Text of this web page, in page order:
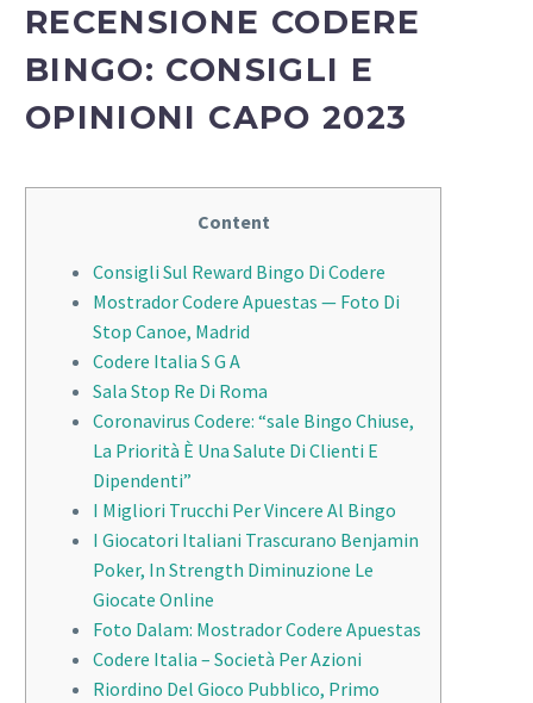
RECENSIONE CODERE
BINGO: CONSIGLI E
OPINIONI CAPO 2023
Content
Consigli Sul Reward Bingo Di Codere
Mostrador Codere Apuestas — Foto Di
Stop Canoe, Madrid
Codere Italia S G A
Sala Stop Re Di Roma
Coronavirus Codere: “sale Bingo Chiuse,
La Priorità È Una Salute Di Clienti E
Dipendenti”
I Migliori Trucchi Per Vincere Al Bingo
I Giocatori Italiani Trascurano Benjamin
Poker, In Strength Diminuzione Le
Giocate Online
Foto Dalam: Mostrador Codere Apuestas
Codere Italia – Società Per Azioni
Riordino Del Gioco Pubblico, Primo